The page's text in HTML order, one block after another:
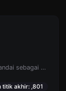
Periksa apakah URL tersebut dilarang dan ditandai sebagai aman/tidak aman oleh Google.
titik akhir: ,801